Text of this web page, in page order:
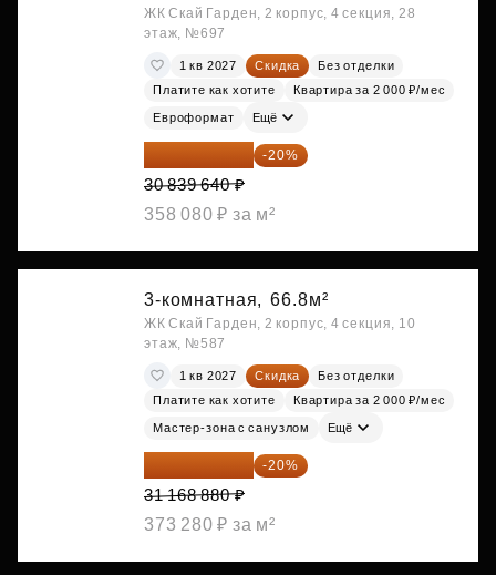
ЖК Скай Гарден, 2 корпус, 4 секция, 28
этаж, №697
1 кв 2027 Скидка
Без отделки
Платите как хотите
Квартира за 2 000 ₽/мес
Евроформат Ещё
24 671 712 ₽ -20%
30 839 640 ₽
358 080 ₽ за м²
3-комнатная, 66.8м²
ЖК Скай Гарден, 2 корпус, 4 секция, 10
этаж, №587
1 кв 2027 Скидка
Без отделки
Платите как хотите
Квартира за 2 000 ₽/мес
Мастер-зона с санузлом Ещё
24 935 104 ₽ -20%
31 168 880 ₽
373 280 ₽ за м²